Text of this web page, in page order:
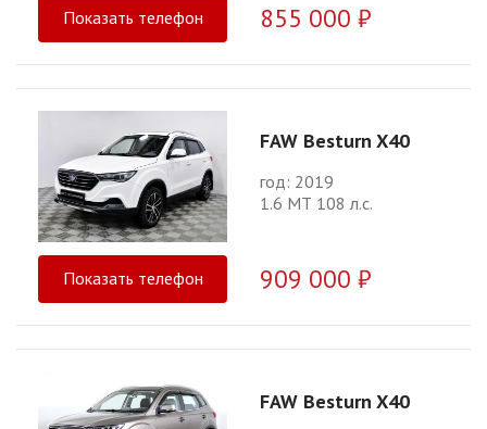
Показать телефон 855 000 ₽
FAW Besturn X40
год: 2019
1.6 МТ 108 л.с.
Показать телефон 909 000 ₽
FAW Besturn X40